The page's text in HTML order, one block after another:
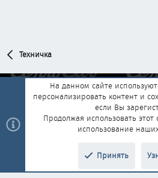
Техничка
Обратная связь
Условия и правила
Политика конфиденциальности
add-ons by ThemeHouse Перевод от
На данном сайте
персонализировать контент и
если Вы
Продолжая использовать
использование
Принять